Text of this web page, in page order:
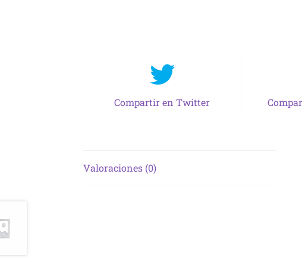
Compartir en Twitter
Valoraciones (0)